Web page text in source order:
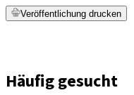
Veröffentlichung drucken
Häufig gesucht